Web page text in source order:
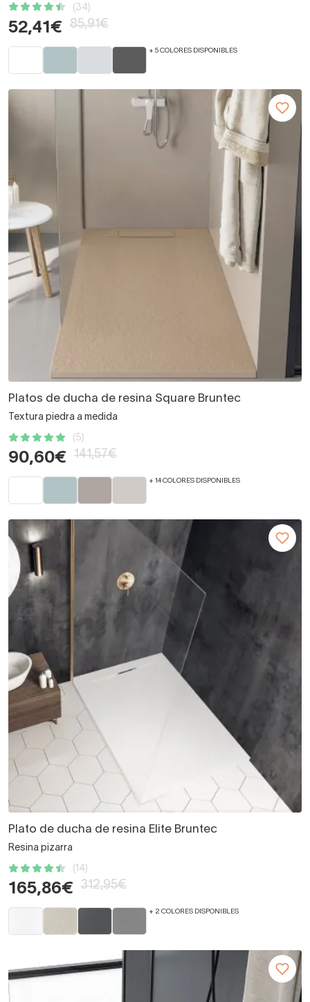
(34)
52,41€ 85,91€
+ 5 COLORES DISPONIBLES
Platos de ducha de resina Square Bruntec
Textura piedra a medida
(5)
90,60€ 141,57€
+ 14 COLORES DISPONIBLES
Plato de ducha de resina Elite Bruntec
Resina pizarra
(14)
165,86€ 312,95€
+ 2 COLORES DISPONIBLES